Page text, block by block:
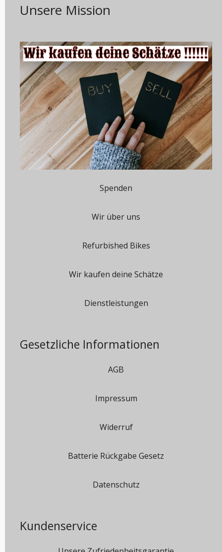
Unsere Mission
Spenden
Wir über uns
Refurbished Bikes
Wir kaufen deine Schätze
Dienstleistungen
Gesetzliche Informationen
AGB
Impressum
Widerruf
Batterie Rückgabe Gesetz
Datenschutz
Kundenservice